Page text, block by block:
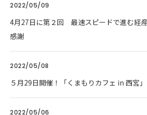
2022/05/09
4月27日に第２回 最速スピードで進む経
感謝
2022/05/08
５月29日開催！「くまもりカフェ in 西宮」
2022/05/06